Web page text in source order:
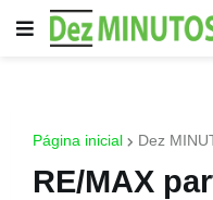
Página inicial Dez
RE/MAX